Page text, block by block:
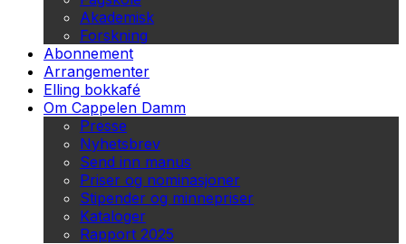
Akademisk
Forskning
Abonnement
Arrangementer
Elling bokkafé
Om Cappelen Damm
Presse
Nyhetsbrev
Send inn manus
Priser og nominasjoner
Stipender og minnepriser
Kataloger
Rapport 2025